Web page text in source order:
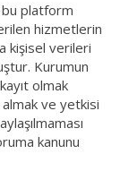
bu platform
hizmetlerin
kişisel verileri
Kurumun
olmak
almak ve yetkisi
kanunu